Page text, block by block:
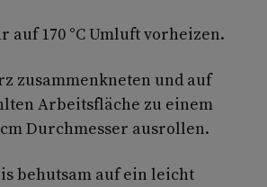
auf 170 °C Umluft vorheizen.
zusammenkneten und auf
Arbeitsfläche zu einem
Durchmesser ausrollen.
behutsam auf ein leicht